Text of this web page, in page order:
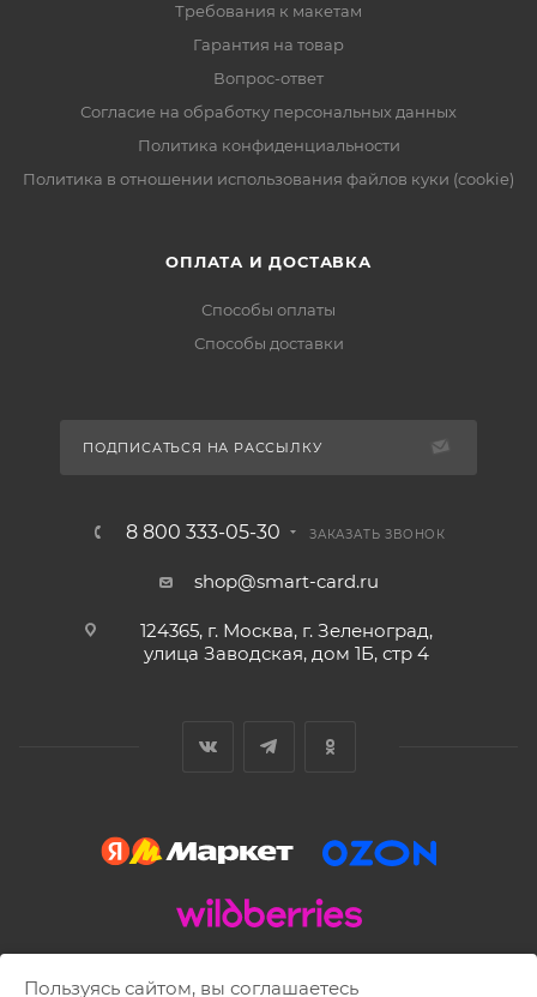
Требования к макетам
Гарантия на товар
Вопрос-ответ
Согласие на обработку персональных данных
Политика конфиденциальности
Политика в отношении использования файлов куки (cookie)
ОПЛАТА И ДОСТАВКА
Способы оплаты
Способы доставки
ПОДПИСАТЬСЯ НА РАССЫЛКУ
8 800 333-05-30 ЗАКАЗАТЬ ЗВОНОК
shop@smart-card.ru
124365, г. Москва, г. Зеленоград,
улица Заводская, дом 1Б, стр 4
2002 - 2026 © SMART-CARD.RU Все права защищены.
Пользуясь сайтом, вы соглашаетесь